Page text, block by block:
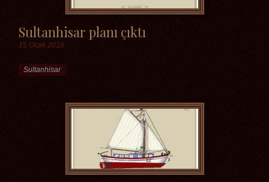
Sultanhisar planı çıktı
15 Ocak 2016
Etiketler
Sultanhisar